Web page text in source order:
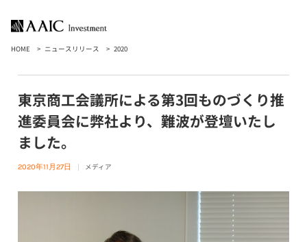
HOME ニュースリリース 2020
東京商工会議所による第3回ものづくり推
進委員会に弊社より、難波が登壇いたし
ました。
2020年11月27日 メディア